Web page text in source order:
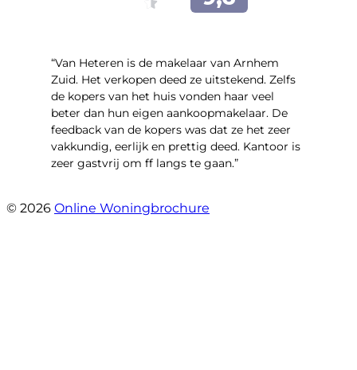
“Van Heteren is de makelaar van Arnhem
Zuid. Het verkopen deed ze uitstekend. Zelfs
de kopers van het huis vonden haar veel
beter dan hun eigen aankoopmakelaar. De
feedback van de kopers was dat ze het zeer
vakkundig, eerlijk en prettig deed. Kantoor is
zeer gastvrij om ff langs te gaan.”
© 2026 Online Woningbrochure